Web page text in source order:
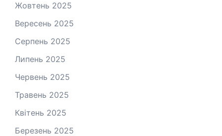
Жовтень 2025
Вересень 2025
Серпень 2025
Липень 2025
Червень 2025
Травень 2025
Квітень 2025
Березень 2025